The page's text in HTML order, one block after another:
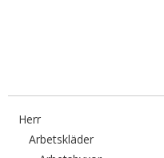
HerrFiltrera efter category:
ArbetskläderFiltrera efter